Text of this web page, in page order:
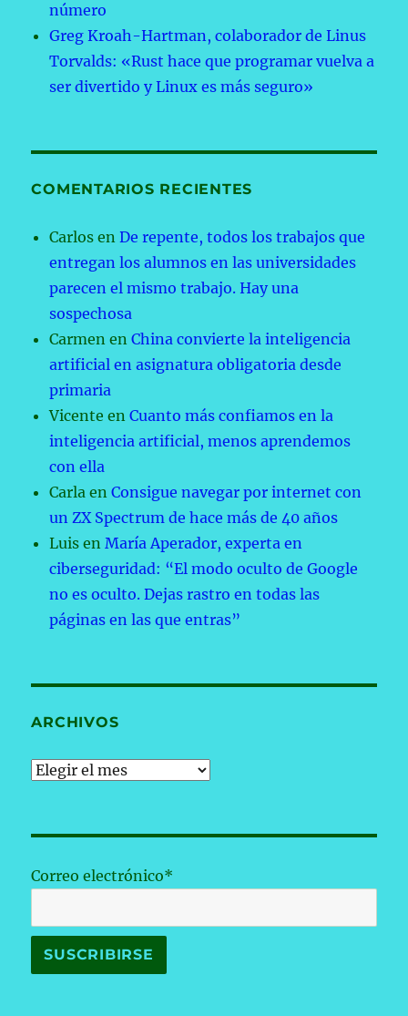
número
Greg Kroah-Hartman, colaborador de Linus
Torvalds: «Rust hace que programar vuelva a
ser divertido y Linux es más seguro»
COMENTARIOS RECIENTES
Carlos enDe repente, todos los trabajos que
entregan los alumnos en las universidades
parecen el mismo trabajo. Hay una
sospechosa
Carmen enChina convierte la inteligencia
artificial en asignatura obligatoria desde
primaria
Vicente enCuanto más confiamos en la
inteligencia artificial, menos aprendemos
con ella
Carla enConsigue navegar por internet con
un ZX Spectrum de hace más de 40 años
Luis enMaría Aperador, experta en
ciberseguridad: “El modo oculto de Google
no es oculto. Dejas rastro en todas las
páginas en las que entras”
ARCHIVOS
Archivos
Correo electrónico*